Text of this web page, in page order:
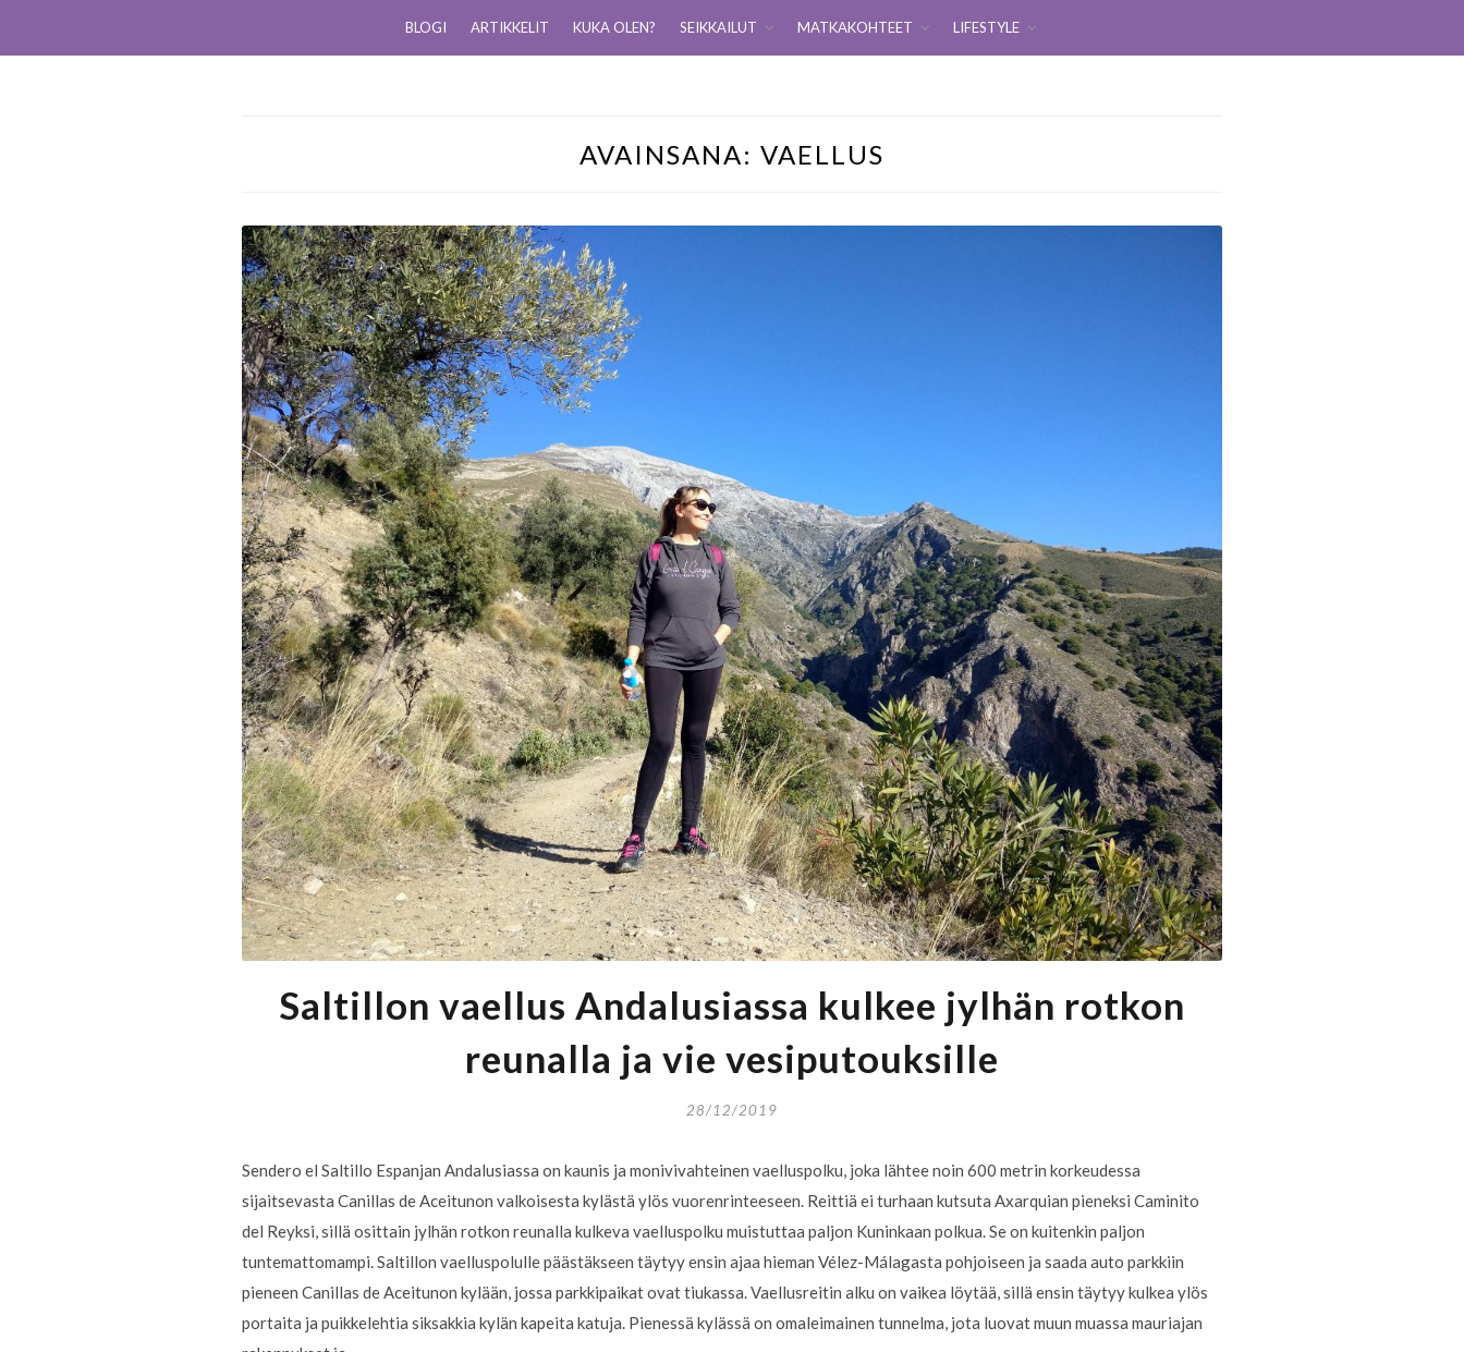
BLOGI ARTIKKELIT KUKA OLEN? SEIKKAILUT MATKAKOHTEET LIFESTYLE
AVAINSANA: VAELLUS
Saltillon vaellus Andalusiassa kulkee jylhän rotkon
reunalla ja vie vesiputouksille
28/12/2019
Sendero el Saltillo Espanjan Andalusiassa on kaunis ja monivivahteinen vaelluspolku, joka lähtee noin 600 metrin korkeudessa
sijaitsevasta Canillas de Aceitunon valkoisesta kylästä ylös vuorenrinteeseen. Reittiä ei turhaan kutsuta Axarquian pieneksi Caminito
del Reyksi, sillä osittain jylhän rotkon reunalla kulkeva vaelluspolku muistuttaa paljon Kuninkaan polkua. Se on kuitenkin paljon
tuntemattomampi. Saltillon vaelluspolulle päästäkseen täytyy ensin ajaa hieman Vélez-Málagasta pohjoiseen ja saada auto parkkiin
pieneen Canillas de Aceitunon kylään, jossa parkkipaikat ovat tiukassa. Vaellusreitin alku on vaikea löytää, sillä ensin täytyy kulkea ylös
portaita ja puikkelehtia siksakkia kylän kapeita katuja. Pienessä kylässä on omaleimainen tunnelma, jota luovat muun muassa mauriajan